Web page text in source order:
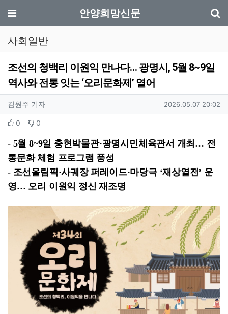
메뉴 안양희망신문
사회일반
조선의 청백리 이원익 만나다… 광명시, 5월 8~9일
역사와 전통 잇는 ‘오리문화제’ 열어
작성자 정보
김원주 기자작성 작성일
2026.05.07 20:02
컨텐츠 정보
0 추천 0
본문
- 5월 8~9일 충현박물관·광명시민체육관서 개최… 전
통문화 체험 프로그램 풍성
- 조선올림픽·사궤장 퍼레이드·마당극 ‘재상열전’ 운
영… 오리 이원익 정신 재조명